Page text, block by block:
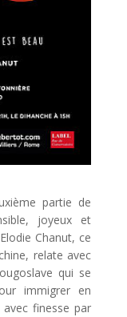
partie de
joyeux et
Chanut, ce
relate avec
qui se
immigrer en
finesse par